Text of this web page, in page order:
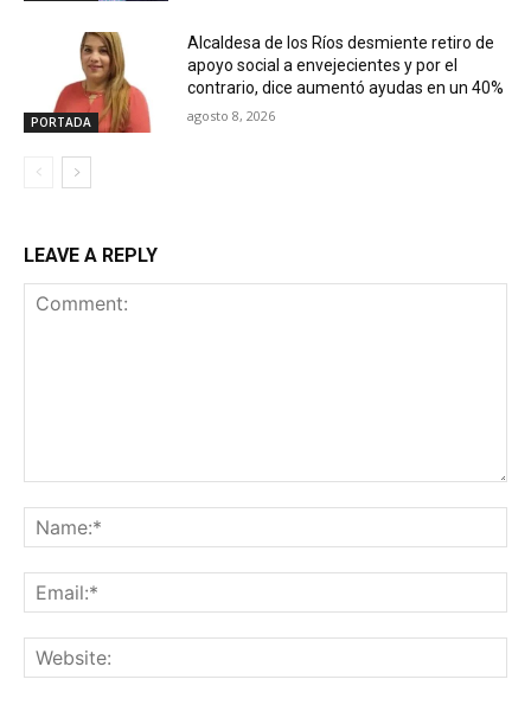
PORTADA
Alcaldesa de los Ríos desmiente retiro de
apoyo social a envejecientes y por el
contrario, dice aumentó ayudas en un 40%
agosto 8, 2026
LEAVE A REPLY